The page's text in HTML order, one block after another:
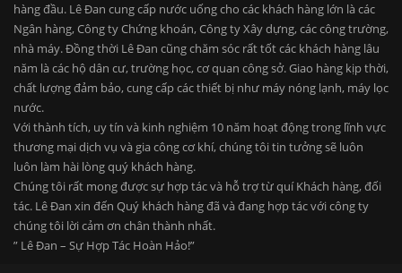
hàng đầu. Lê Đan cung cấp nước uống cho các khách hàng lớn là các
Ngân hàng, Công ty Chứng khoán, Công ty Xây dựng, các công trường,
nhà máy. Đồng thời Lê Đan cũng chăm sóc rất tốt các khách hàng lâu
năm là các hộ dân cư, trường học, cơ quan công sở. Giao hàng kịp thời,
chất lượng đảm bảo, cung cấp các thiết bị như máy nóng lạnh, máy lọc
nước.
Với thành tích, uy tín và kinh nghiệm 10 năm hoạt động trong lĩnh vực
thương mại dịch vụ và gia công cơ khí, chúng tôi tin tưởng sẽ luôn
luôn làm hài lòng quý khách hàng.
Chúng tôi rất mong được sự hợp tác và hỗ trợ từ quí Khách hàng, đối
tác. Lê Đan xin đến Quý khách hàng đã và đang hợp tác với công ty
chúng tôi lời cảm ơn chân thành nhất.
” Lê Đan – Sự Hợp Tác Hoàn Hảo!”